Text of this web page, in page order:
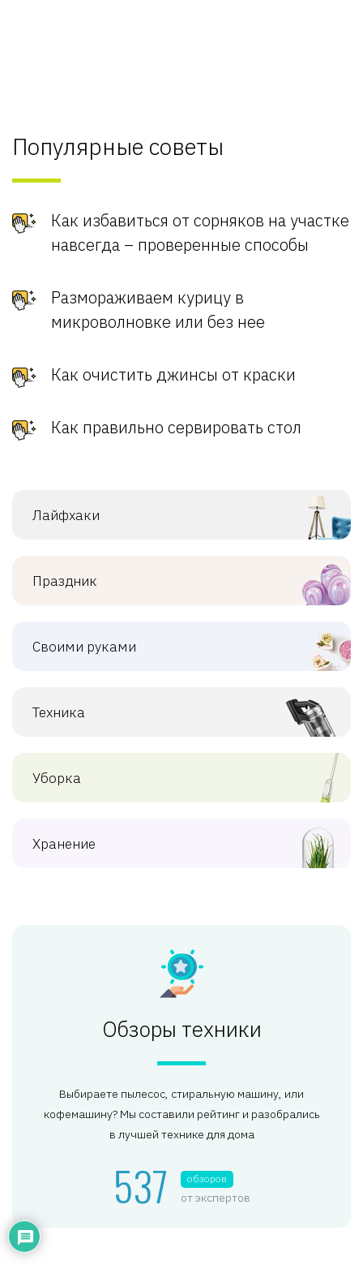
Популярные советы
Как избавиться от сорняков на участке
навсегда – проверенные способы
Размораживаем курицу в
микроволновке или без нее
Как очистить джинсы от краски
Как правильно сервировать стол
Лайфхаки
Праздник
Своими руками
Техника
Уборка
Хранение
Обзоры техники
Выбираете пылесос, стиральную машину, или
кофемашину? Мы составили рейтинг и разобрались
в лучшей технике для дома
537 обзоров
от экспертов